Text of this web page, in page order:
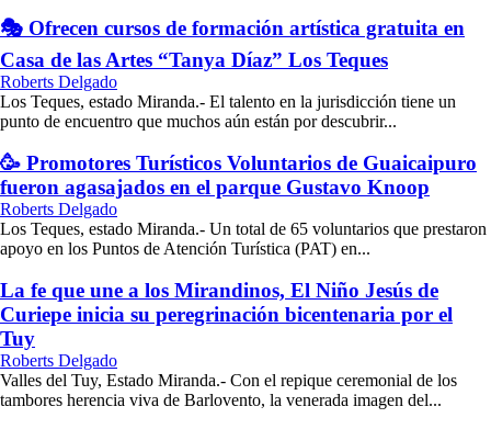
🎭 Ofrecen cursos de formación artística gratuita en
Casa de las Artes “Tanya Díaz” Los Teques
Roberts Delgado
Los Teques, estado Miranda.- El talento en la jurisdicción tiene un
punto de encuentro que muchos aún están por descubrir...
🥳 Promotores Turísticos Voluntarios de Guaicaipuro
fueron agasajados en el parque Gustavo Knoop
Roberts Delgado
Los Teques, estado Miranda.- Un total de 65 voluntarios que prestaron
apoyo en los Puntos de Atención Turística (PAT) en...
La fe que une a los Mirandinos, El Niño Jesús de
Curiepe inicia su peregrinación bicentenaria por el
Tuy
Roberts Delgado
Valles del Tuy, Estado Miranda.- Con el repique ceremonial de los
tambores herencia viva de Barlovento, la venerada imagen del...